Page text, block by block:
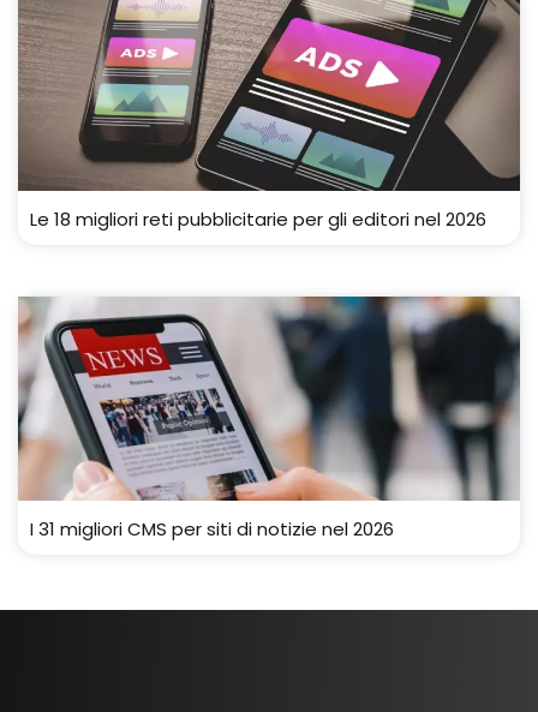
Le 18 migliori reti pubblicitarie per gli editori nel 2026
I 31 migliori CMS per siti di notizie nel 2026